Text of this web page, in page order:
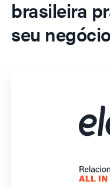
brasileira
seu